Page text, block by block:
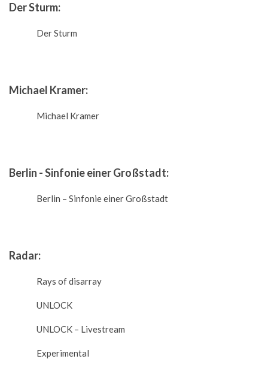
Der Sturm:
Der Sturm
Michael Kramer:
Michael Kramer
Berlin - Sinfonie einer Großstadt:
Berlin – Sinfonie einer Großstadt
Radar:
Rays of disarray
UNLOCK
UNLOCK – Livestream
Experimental